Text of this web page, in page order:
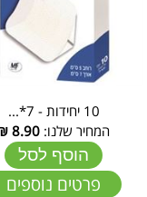
10 יחידות - 7*...
המחיר שלנו: 8.90
הוסף לסל
פרטים נוספים